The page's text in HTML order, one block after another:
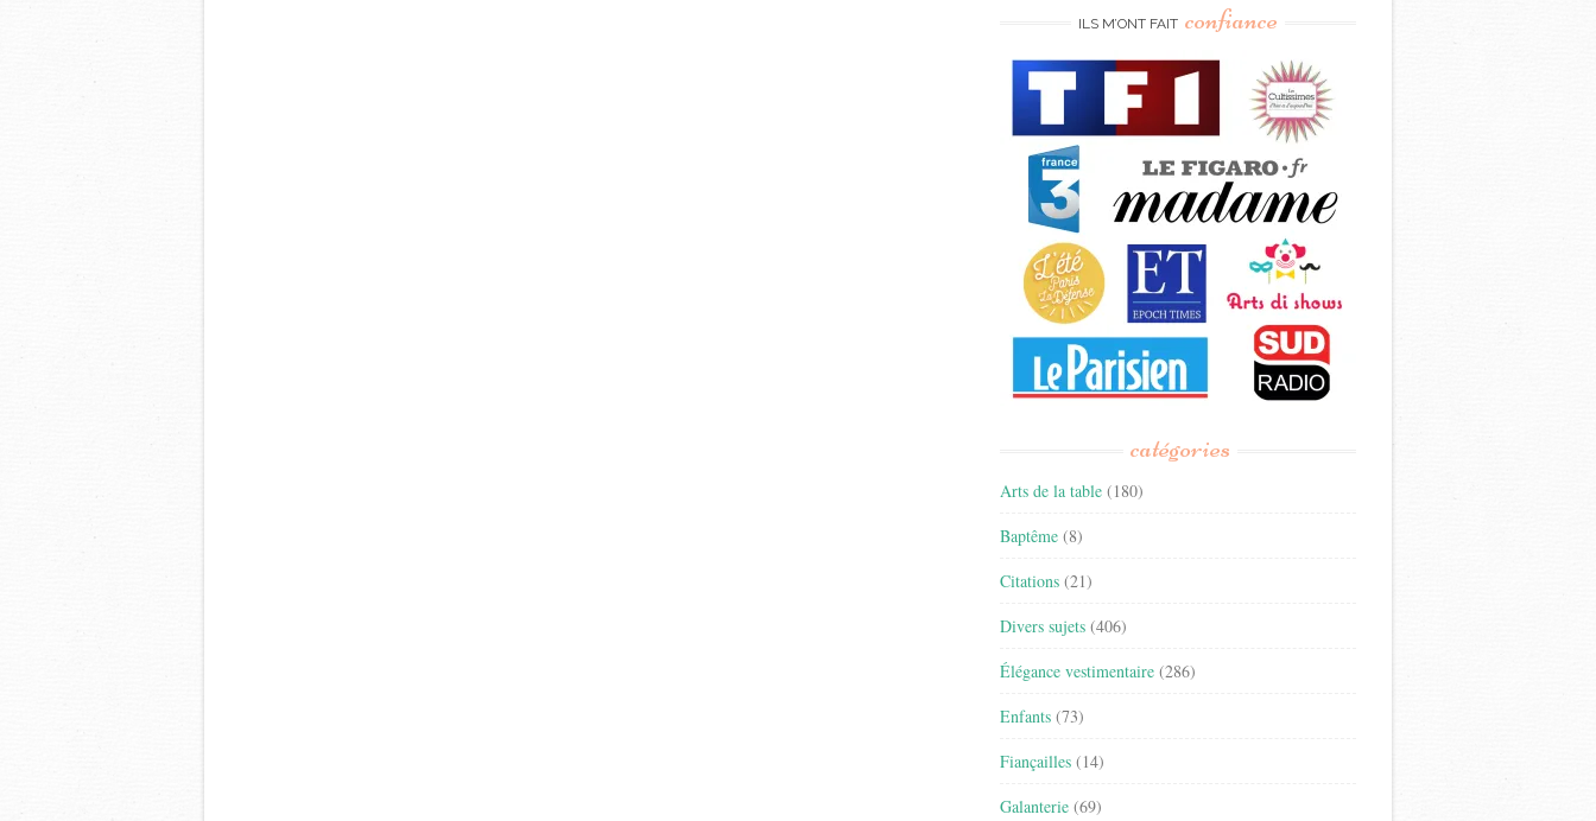
ILS M’ONT FAIT confiance
catégories
Arts de la table (180)
Baptême (8)
Citations (21)
Divers sujets (406)
Élégance vestimentaire (286)
Enfants (73)
Fiançailles (14)
Galanterie (69)